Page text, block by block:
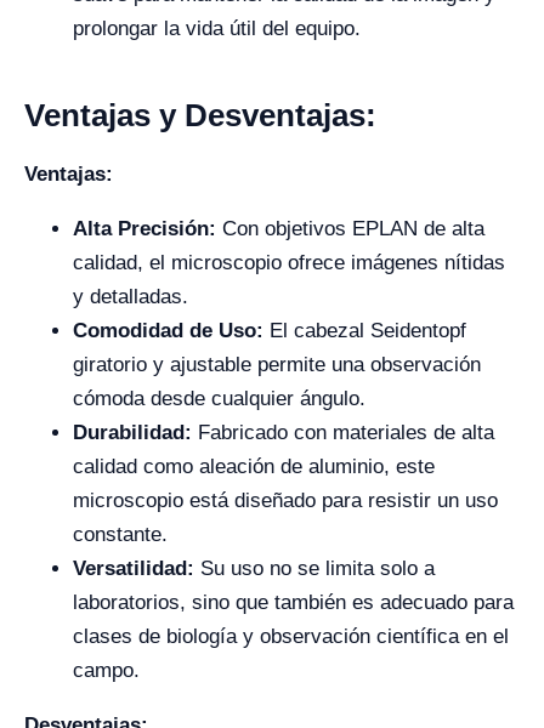
prolongar la vida útil del equipo.
Ventajas y Desventajas:
Ventajas:
Alta Precisión: Con objetivos EPLAN de alta
calidad, el microscopio ofrece imágenes nítidas
y detalladas.
Comodidad de Uso: El cabezal Seidentopf
giratorio y ajustable permite una observación
cómoda desde cualquier ángulo.
Durabilidad: Fabricado con materiales de alta
calidad como aleación de aluminio, este
microscopio está diseñado para resistir un uso
constante.
Versatilidad: Su uso no se limita solo a
laboratorios, sino que también es adecuado para
clases de biología y observación científica en el
campo.